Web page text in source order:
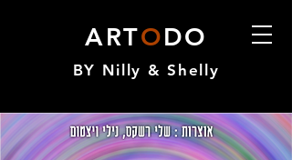
ARTODO
BY Nilly & Shelly